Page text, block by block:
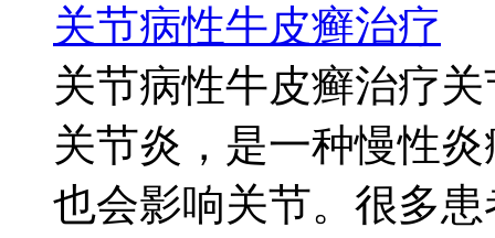
关节病性牛皮癣治疗
关节病性牛皮癣治疗
关节炎，是一种慢性
也会影响关节。很多